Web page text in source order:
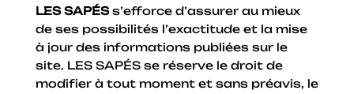
LES SAPÉSs’efforce d’assurer au mieux
de ses possibilités l’exactitude et la mise
à jour des informations publiées sur le
site. LES SAPÉS se réserve le droit de
modifier à tout moment et sans préavis, le